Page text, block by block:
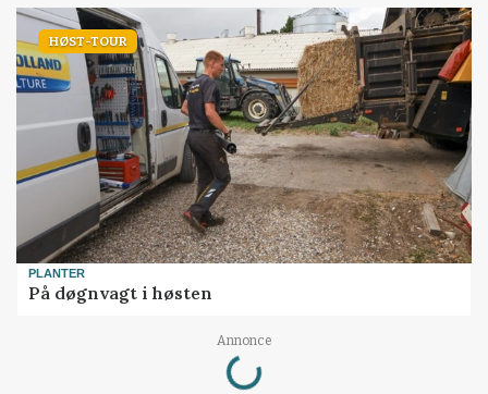
HØST-TOUR
PLANTER
På døgnvagt i høsten
Annonce
Loading...